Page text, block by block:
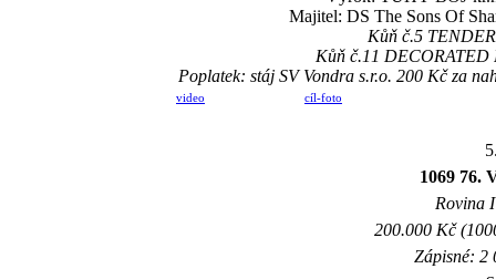
Majitel: DS The Sons Of
Kůň č.5
Kůň č.11 DECORATED
Poplatek: stáj SV Vondra s.r.o. 200 Kč za
video cíl-foto
1069 76.
Rovina
200.000 Kč
Zápisné: 2